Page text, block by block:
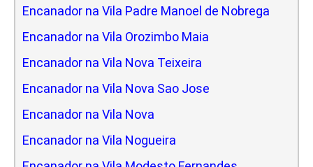
Encanador na Vila Padre Manoel de Nobrega
Encanador na Vila Orozimbo Maia
Encanador na Vila Nova Teixeira
Encanador na Vila Nova Sao Jose
Encanador na Vila Nova
Encanador na Vila Nogueira